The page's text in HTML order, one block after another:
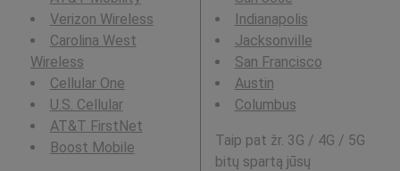
Verizon Wireless
Carolina West
Wireless
Cellular One
U.S. Cellular
AT&T FirstNet
Boost Mobile
Indianapolis
Jacksonville
San Francisco
Austin
Columbus
Taip pat žr. 3G / 4G / 5G
bitų spartą jūsų